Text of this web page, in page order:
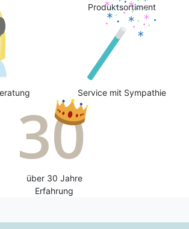
Produktsortiment
Service mit Sympathie
über 30 Jahre
Erfahrung